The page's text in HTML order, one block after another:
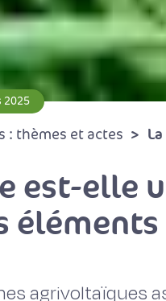
2025
: thèmes et actes
est-elle
éléments
agrivoltaïques